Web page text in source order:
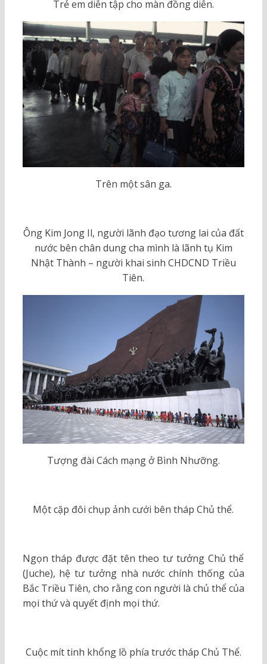
Trẻ em diễn tập cho màn đồng diễn.
Trên một sân ga.
Ông Kim Jong Il, người lãnh đạo tương lai của đất
nước bên chân dung cha mình là lãnh tụ Kim
Nhật Thành – người khai sinh CHDCND Triều
Tiên.
Tượng đài Cách mạng ở Bình Nhưỡng.
Một cặp đôi chụp ảnh cưới bên tháp Chủ thể.
Ngọn tháp được đặt tên theo tư tưởng Chủ thể
(Juche), hệ tư tưởng nhà nước chính thống của
Bắc Triều Tiên, cho rằng con người là chủ thể của
mọi thứ và quyết định mọi thứ.
Cuộc mít tinh khổng lồ phía trước tháp Chủ Thể.